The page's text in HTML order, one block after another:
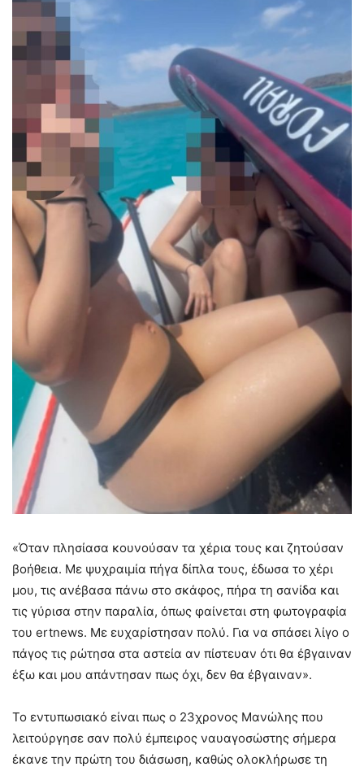
«Όταν πλησίασα κουνούσαν τα χέρια τους και ζητούσαν
βοήθεια. Με ψυχραιμία πήγα δίπλα τους, έδωσα το χέρι
μου, τις ανέβασα πάνω στο σκάφος, πήρα τη σανίδα και
τις γύρισα στην παραλία, όπως φαίνεται στη φωτογραφία
του ertnews. Με ευχαρίστησαν πολύ. Για να σπάσει λίγο ο
πάγος τις ρώτησα στα αστεία αν πίστευαν ότι θα έβγαιναν
έξω και μου απάντησαν πως όχι, δεν θα έβγαιναν».
Το εντυπωσιακό είναι πως ο 23χρονος Μανώλης που
λειτούργησε σαν πολύ έμπειρος ναυαγοσώστης σήμερα
έκανε την πρώτη του διάσωση, καθώς ολοκλήρωσε τη